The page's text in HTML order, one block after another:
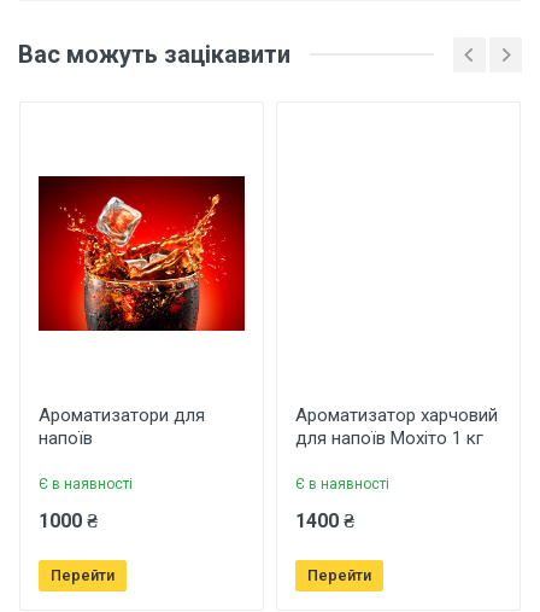
Бренд
Арома
Країна виробник
Україна
для напоїв Малина 10 кг
Написати відгук
Рейтинг
Ваше ім'я
Вас можуть зацікавити
Ароматизатори для
напоїв
Є в наявності
1000 ₴
Перейти
Ароматизатор харчовий
для напоїв Мохіто 1 кг
Є в наявності
1400 ₴
Перейти